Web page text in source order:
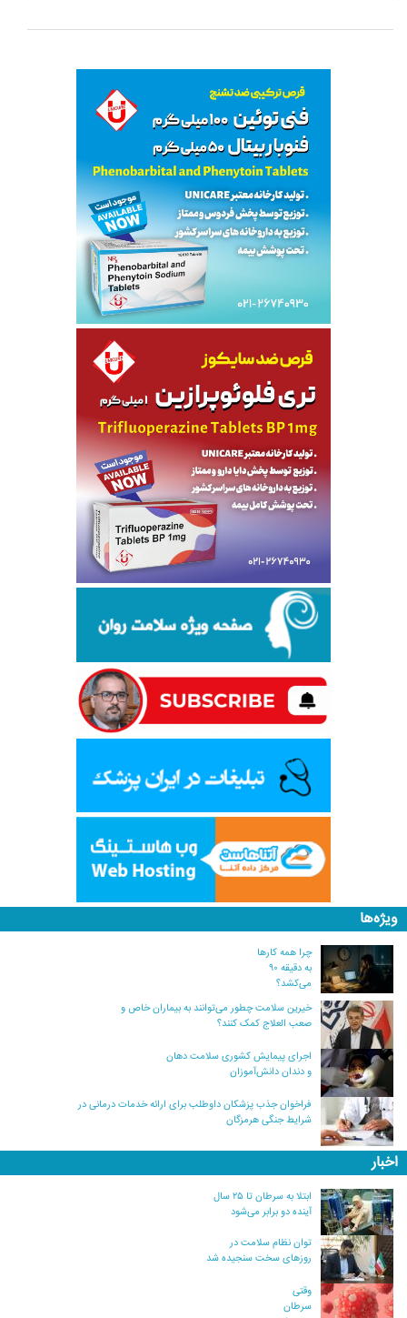
ویژه‌ها
چرا همه کارها
به دقیقه ۹۰
می‌کشد؟
خیرین سلامت چطور می‌توانند به بیماران خاص و
صعب العلاج کمک کنند؟
اجرای پیمایش کشوری سلامت دهان
و دندان دانش‌آموزان
فراخوان جذب پزشکان داوطلب برای ارائه خدمات درمانی در
شرایط جنگی هرمزگان
اخبار
ابتلا به سرطان تا ۲۵ سال
آینده دو برابر می‌شود
توان نظام سلامت در
روزهای سخت سنجیده شد
وقتی
سرطان